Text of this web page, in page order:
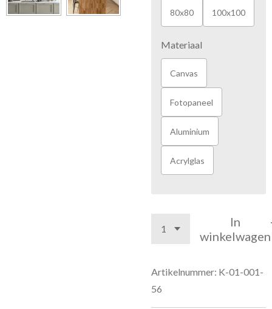
80x80 100x100
Materiaal
Canvas
Fotopaneel
Aluminium
Acrylglas
In
winkelwagen
Artikelnummer: K-01-001-
56